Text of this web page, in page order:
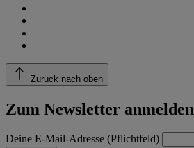
Zurück nach oben
Zum Newsletter anmelden
Deine E-Mail-Adresse (Pflichtfeld)